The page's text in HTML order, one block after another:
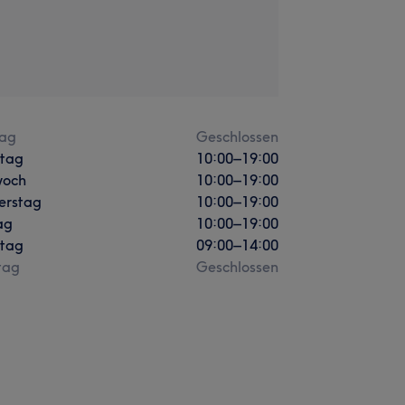
Geschlossen
10:00–19:00
10:00–19:00
10:00–19:00
10:00–19:00
09:00–14:00
Geschlossen